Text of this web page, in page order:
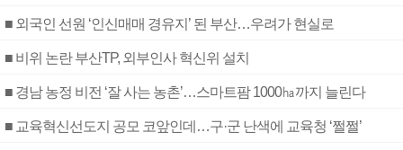
■ 외국인 선원 ‘인신매매 경유지’ 된 부산…우려가 현실로
■ 비위 논란 부산TP, 외부인사 혁신위 설치
■ 경남 농정 비전 ‘잘 사는 농촌’…스마트팜 1000㏊까지 늘린다
■ 교육혁신선도지 공모 코앞인데…구·군 난색에 교육청 ‘쩔쩔’